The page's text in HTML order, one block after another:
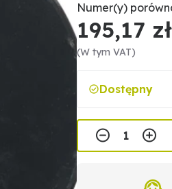
Numer(y)
195,17 zł
(W tym VAT)
Dostępny